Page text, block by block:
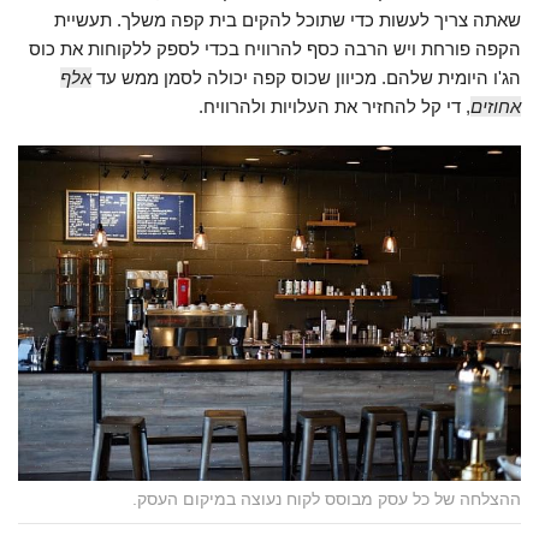
שאתה צריך לעשות כדי שתוכל להקים בית קפה משלך. תעשיית
הקפה פורחת ויש הרבה כסף להרוויח בכדי לספק ללקוחות את כוס
הג'ו היומית שלהם. מכיוון שכוס קפה יכולה לסמן ממש עדאלף
אחוזים, די קל להחזיר את העלויות ולהרוויח.
ההצלחה של כל עסק מבוסס לקוח נעוצה במיקום העסק.